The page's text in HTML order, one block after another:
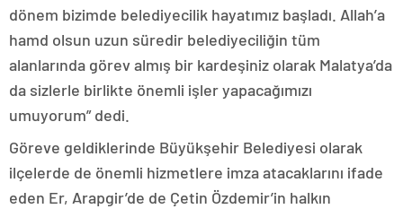
dönem bizimde belediyecilik hayatımız başladı. Allah’a
hamd olsun uzun süredir belediyeciliğin tüm
alanlarında görev almış bir kardeşiniz olarak Malatya’da
da sizlerle birlikte önemli işler yapacağımızı
umuyorum” dedi.
Göreve geldiklerinde Büyükşehir Belediyesi olarak
ilçelerde de önemli hizmetlere imza atacaklarını ifade
eden Er, Arapgir’de de Çetin Özdemir’in halkın